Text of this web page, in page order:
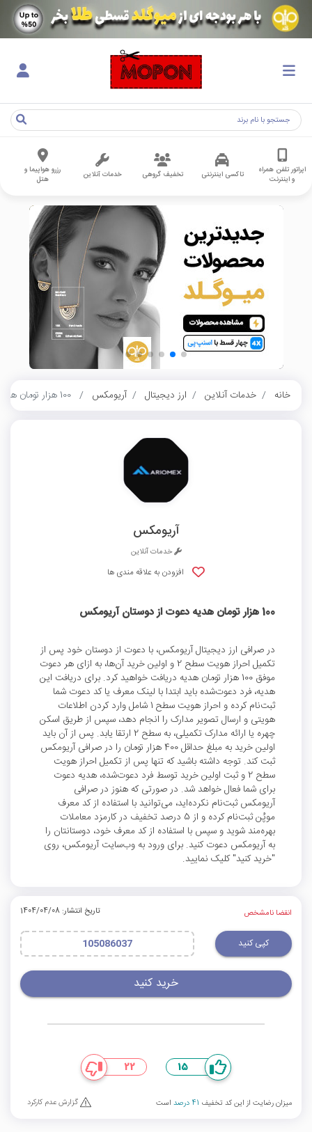
اپراتور تلفن همراه
و اینترنت
تاکسی اینترنتی تخفیف گروهی خدمات آنلاین
رزرو هواپیما و
هتل
خانه خدمات آنلاین ارز دیجیتال آریومکس
آریومکس
خدمات آنلاین
افزودن به علاقه مندی ها
100 هزار تومان هدیه دعوت از دوستان آریومکس
در صرافی ارز دیجیتال آریومکس، با دعوت از دوستان خود پس از
تکمیل احراز هویت سطح 2 و اولین خرید آن‌ها، به ازای هر دعوت
موفق 100 هزار تومان هدیه دریافت خواهید کرد. برای دریافت این
هدیه، فرد دعوت‌شده باید ابتدا با لینک معرف یا کد دعوت شما
ثبت‌نام کرده و احراز هویت سطح 1 شامل وارد کردن اطلاعات
هویتی و ارسال تصویر مدارک را انجام دهد، سپس از طریق اسکن
چهره یا ارائه مدارک تکمیلی، به سطح 2 ارتقا یابد. پس از آن باید
اولین خرید به مبلغ حداقل 400 هزار تومان را در صرافی آریومکس
ثبت کند. توجه داشته باشید که تنها پس از تکمیل احراز هویت
سطح 2 و ثبت اولین خرید توسط فرد دعوت‌شده، هدیه دعوت
برای شما فعال خواهد شد. در صورتی که هنوز در صرافی
آریومکس ثبت‌نام نکرده‌اید، می‌توانید با استفاده از کد معرف
موپُن ثبت‌نام کرده و از 5 درصد تخفیف در کارمزد معاملات
بهره‌مند شوید و سپس با استفاده از کد معرف خود، دوستانتان را
به آریومکس دعوت کنید. برای ورود به وب‌سایت آریومکس، روی
"خرید کنید" کلیک نمایید.
انقضا نامشخص تاریخ انتشار: 1404/04/08
کپی کنید 105086037
خرید کنید
15
22
میزان رضایت از این کد تخفیف 41 درصد است گزارش عدم کارکرد